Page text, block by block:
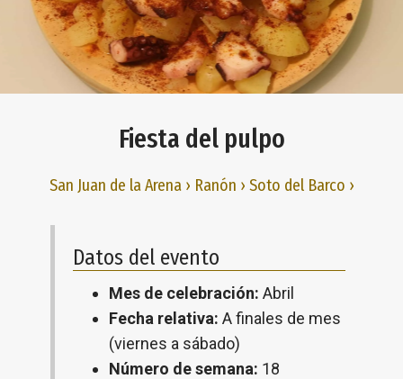
Fiesta del pulpo
San Juan de la Arena › Ranón › Soto del Barco ›
Datos del evento
Mes de celebración: Abril
Fecha relativa: A finales de mes
(viernes a sábado)
Número de semana: 18